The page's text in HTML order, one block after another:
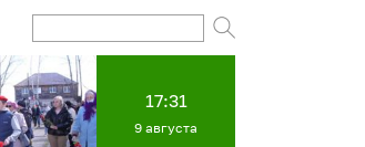
17:31
9 августа